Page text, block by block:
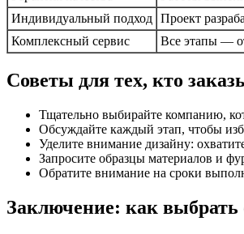
Индивидуальный подход Проект
Комплексный сервис
Все этапы —
Советы для тех, кто
Тщательно выбирайте компанию,
Обсуждайте каждый этап, чтобы
Уделите внимание дизайну:
Запросите образцы материалов и
Обратите внимание на сроки
Заключение: как